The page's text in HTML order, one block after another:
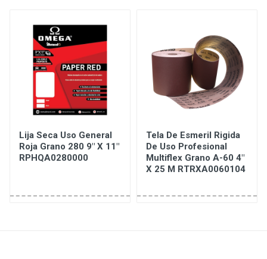
Lija Seca Uso General
Roja Grano 280 9" X 11"
RPHQA0280000
Tela De Esmeril Rigida
De Uso Profesional
Multiflex Grano A-60 4"
X 25 M RTRXA0060104